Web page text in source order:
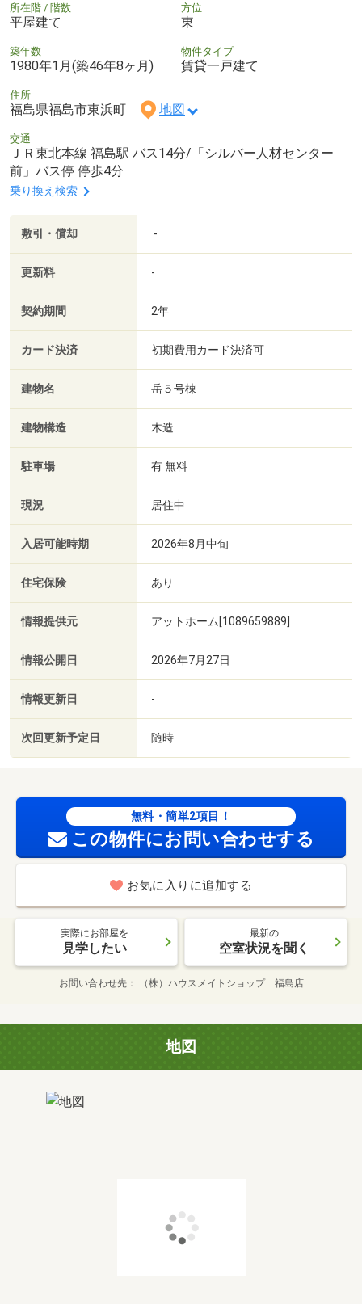
所在階 / 階数
平屋建て
方位
東
築年数
1980年1月(築46年8ヶ月)
物件タイプ
賃貸一戸建て
住所
福島県福島市東浜町 地図
交通
ＪＲ東北本線 福島駅 バス14分/「シルバー人材センター
前」バス停 停歩4分
乗り換え検索
敷引・償却 -
更新料 -
契約期間 2年
カード決済 初期費用カード決済可
建物名 岳５号棟
建物構造 木造
駐車場 有 無料
現況 居住中
入居可能時期 2026年8月中旬
住宅保険 あり
情報提供元 アットホーム[1089659889]
情報公開日 2026年7月27日
情報更新日 -
次回更新予定日 随時
無料・簡単2項目！
この物件にお問い合わせする
お気に入りに追加する
実際にお部屋を
見学したい
最新の
空室状況を聞く
お問い合わせ先 （株）ハウスメイトショップ 福島店
地図